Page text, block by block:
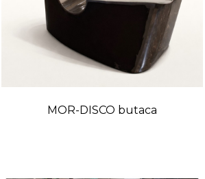
MOR-DISCO butaca